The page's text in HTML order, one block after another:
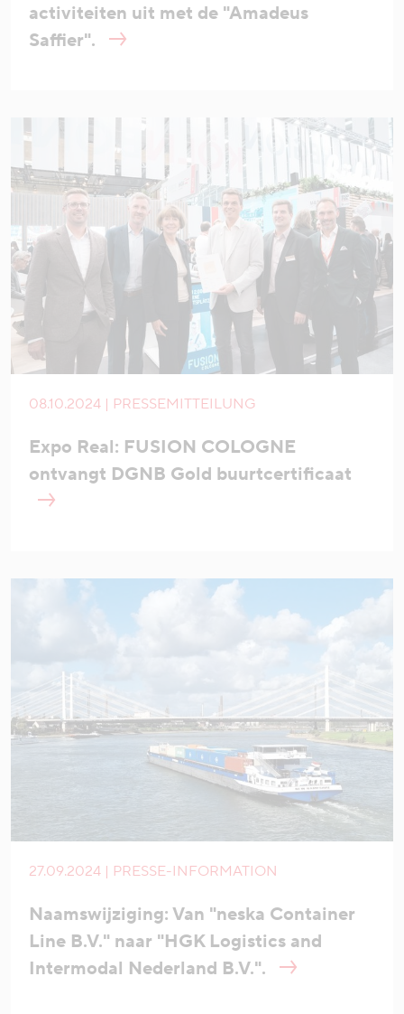
activiteiten uit met de "Amadeus
Saffier".
08.10.2024 | PRESSEMITTEILUNG
Expo Real: FUSION COLOGNE
ontvangt DGNB Gold buurtcertificaat
27.09.2024 | PRESSE-INFORMATION
Naamswijziging: Van "neska Container
Line B.V." naar "HGK Logistics and
Intermodal Nederland B.V.".